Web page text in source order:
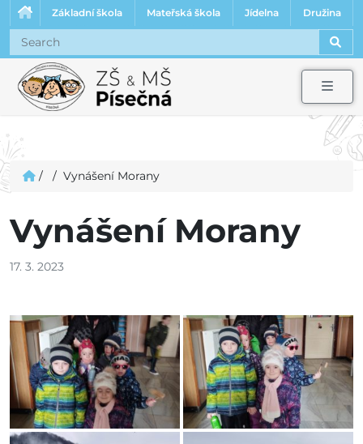
Základní škola Mateřská škola Jídelna Družina
/ / Vynášení Morany
Vynášení Morany
17. 3. 2023